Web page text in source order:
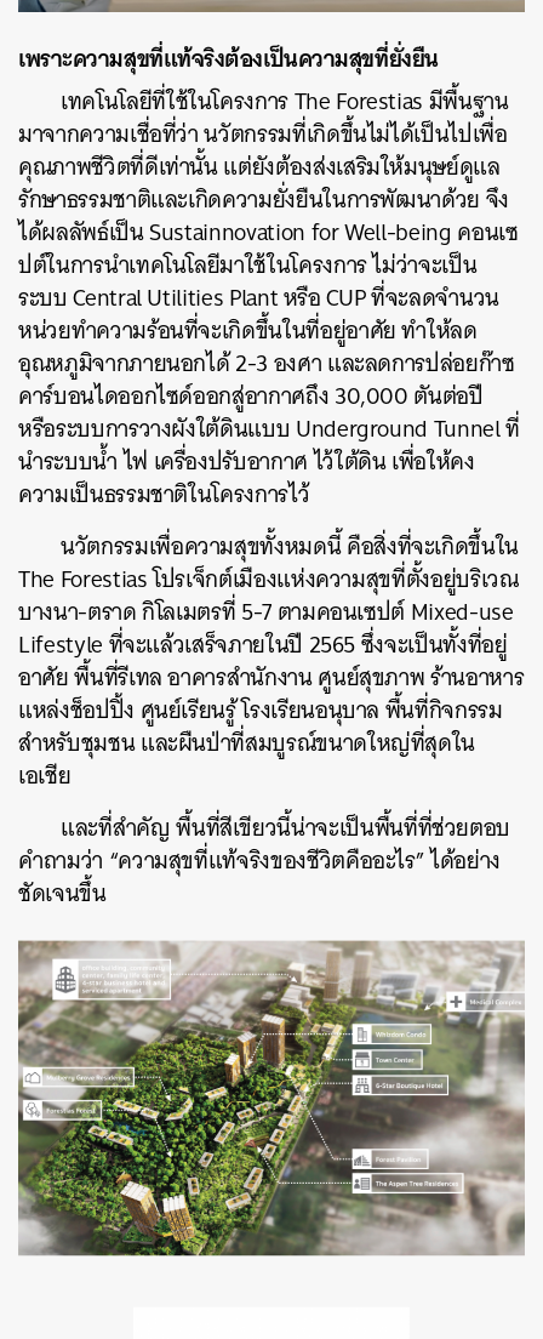
เพราะความสุขที่แท้จริงต้องเป็นความสุขที่ยั่งยืน
เทคโนโลยีที่ใช้ในโครงการ The Forestias มีพื้นฐาน
มาจากความเชื่อที่ว่า นวัตกรรมที่เกิดขึ้นไม่ได้เป็นไปเพื่อ
คุณภาพชีวิตที่ดีเท่านั้น แต่ยังต้องส่งเสริมให้มนุษย์ดูแล
รักษาธรรมชาติและเกิดความยั่งยืนในการพัฒนาด้วย จึง
ได้ผลลัพธ์เป็น Sustainnovation for Well-being คอนเซ
ปต์ในการนำเทคโนโลยีมาใช้ในโครงการ ไม่ว่าจะเป็น
ระบบ Central Utilities Plant หรือ CUP ที่จะลดจำนวน
หน่วยทำความร้อนที่จะเกิดขึ้นในที่อยู่อาศัย ทำให้ลด
อุณหภูมิจากภายนอกได้ 2-3 องศา และลดการปล่อยก๊าซ
คาร์บอนไดออกไซด์ออกสู่อากาศถึง 30,000 ตันต่อปี
หรือระบบการวางผังใต้ดินแบบ Underground Tunnel ที่
นำระบบน้ำ ไฟ เครื่องปรับอากาศ ไว้ใต้ดิน เพื่อให้คง
ความเป็นธรรมชาติในโครงการไว้
นวัตกรรมเพื่อความสุขทั้งหมดนี้ คือสิ่งที่จะเกิดขึ้นใน
The Forestias โปรเจ็กต์เมืองแห่งความสุขที่ตั้งอยู่บริเวณ
บางนา-ตราด กิโลเมตรที่ 5-7 ตามคอนเซปต์ Mixed-use
Lifestyle ที่จะแล้วเสร็จภายในปี 2565 ซึ่งจะเป็นทั้งที่อยู่
อาศัย พื้นที่รีเทล อาคารสำนักงาน ศูนย์สุขภาพ ร้านอาหาร
แหล่งช็อปปิ้ง ศูนย์เรียนรู้ โรงเรียนอนุบาล พื้นที่กิจกรรม
สำหรับชุมชน และผืนป่าที่สมบูรณ์ขนาดใหญ่ที่สุดใน
เอเชีย
และที่สำคัญ พื้นที่สีเขียวนี้น่าจะเป็นพื้นที่ที่ช่วยตอบ
คำถามว่า “ความสุขที่แท้จริงของชีวิตคืออะไร” ได้อย่าง
ชัดเจนขึ้น